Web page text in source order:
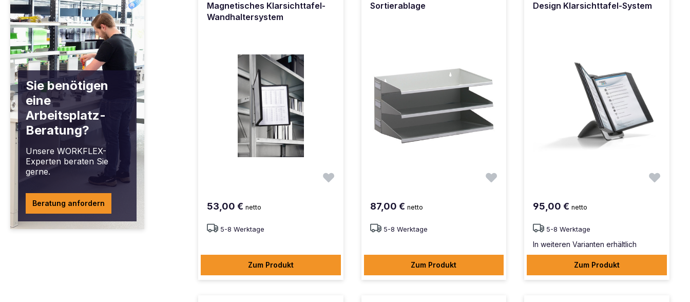
Sie benötigen
eine
Arbeitsplatz-
Beratung?
Unsere WORKFLEX-
Experten beraten Sie
gerne.
Beratung anfordern
Magnetisches Klarsichttafel-
Wandhaltersystem
53,00 € netto
5-8 Werktage
Zum Produkt
Sortierablage
87,00 € netto
5-8 Werktage
Zum Produkt
Design Klarsichttafel-System
95,00 €netto
5-8 Werktage
In weiteren Varianten erhältlich
Zum Produkt